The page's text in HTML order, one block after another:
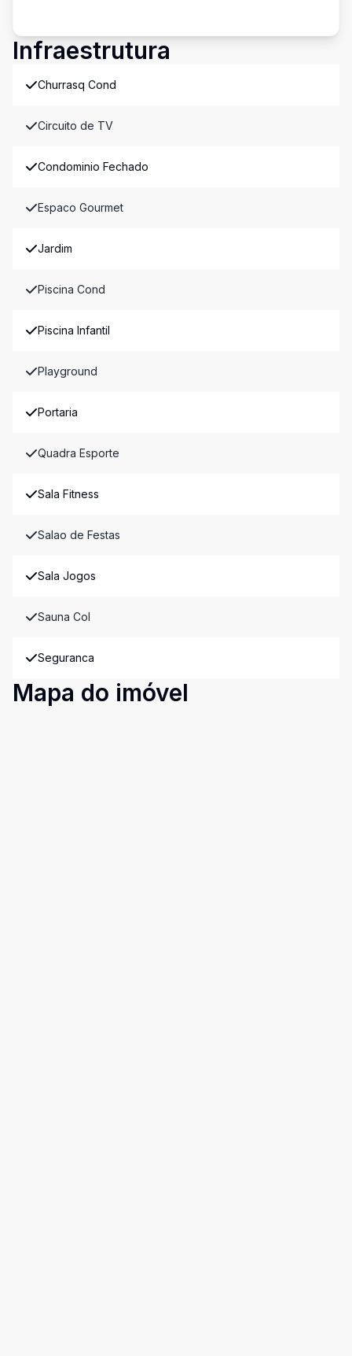
Infraestrutura
Churrasq Cond
Circuito de TV
Condominio Fechado
Espaco Gourmet
Jardim
Piscina Cond
Piscina Infantil
Playground
Portaria
Quadra Esporte
Sala Fitness
Salao de Festas
Sala Jogos
Sauna Col
Seguranca
Mapa do imóvel